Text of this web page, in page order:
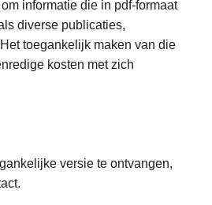
informatie die in pdf-formaat
diverse publicaties,
toegankelijk maken van die
kosten met zich
versie te ontvangen,